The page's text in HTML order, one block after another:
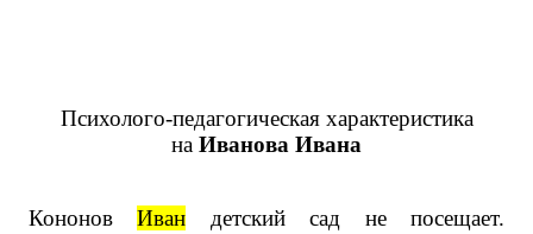
Психолого-педагогическая характеристика
на Иванова Ивана
КононовИван детский сад не посещает.